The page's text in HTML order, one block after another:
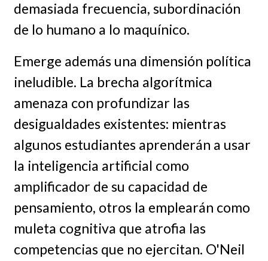
demasiada frecuencia, subordinación
de lo humano a lo maquínico.
Emerge además una dimensión política
ineludible. La brecha algorítmica
amenaza con profundizar las
desigualdades existentes: mientras
algunos estudiantes aprenderán a usar
la inteligencia artificial como
amplificador de su capacidad de
pensamiento, otros la emplearán como
muleta cognitiva que atrofia las
competencias que no ejercitan. O'Neil